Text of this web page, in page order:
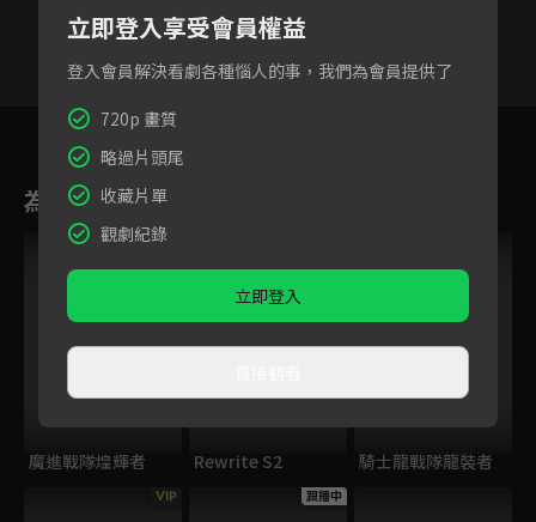
4
為您推薦
魔進戰隊煌輝者 Rewrite S2 騎士龍戰隊龍裝者
VIP 跟播中
立即登入享受會員權益
登入會員解決看劇各種惱人的事，我們為會員提供了
720p 畫質
略過片頭尾
收藏片單
觀劇紀錄
立即登入